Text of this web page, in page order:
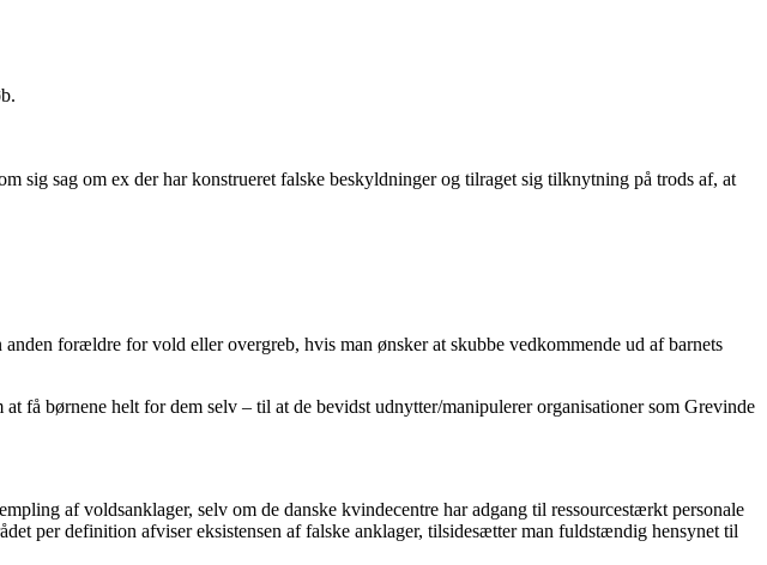
sig sag om ex der har konstrueret falske beskyldninger og tilraget sig tilknytning på trods af, at
forældre for vold eller overgreb, hvis man ønsker at skubbe vedkommende ud af barnets
få børnene helt for dem selv – til at de bevidst udnytter/manipulerer organisationer som Grevinde
af voldsanklager, selv om de danske kvindecentre har adgang til ressourcestærkt personale
per definition afviser eksistensen af falske anklager, tilsidesætter man fuldstændig hensynet til